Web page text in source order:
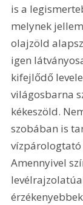
is a
melynek
olajzöld
igen
kifejlődő
világosbarna
kékeszöld.
szobában is
vízpárologtató
Amennyivel